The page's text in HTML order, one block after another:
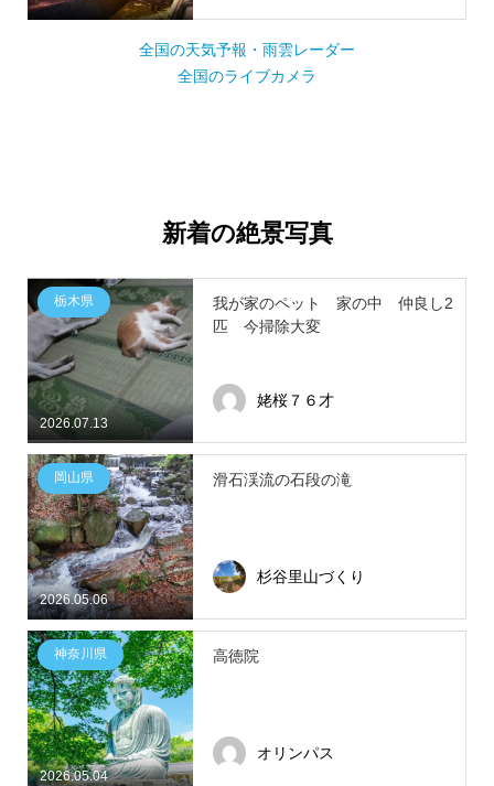
全国の天気予報・雨雲レーダー
全国のライブカメラ
新着の絶景写真
2026.07.13
栃木県
我が家のペット 家の中 仲良し2
匹 今掃除大変
姥桜７６才
2026.05.06
岡山県 滑石渓流の石段の滝
杉谷里山づくり
2026.05.04
神奈川県 高徳院
オリンパス